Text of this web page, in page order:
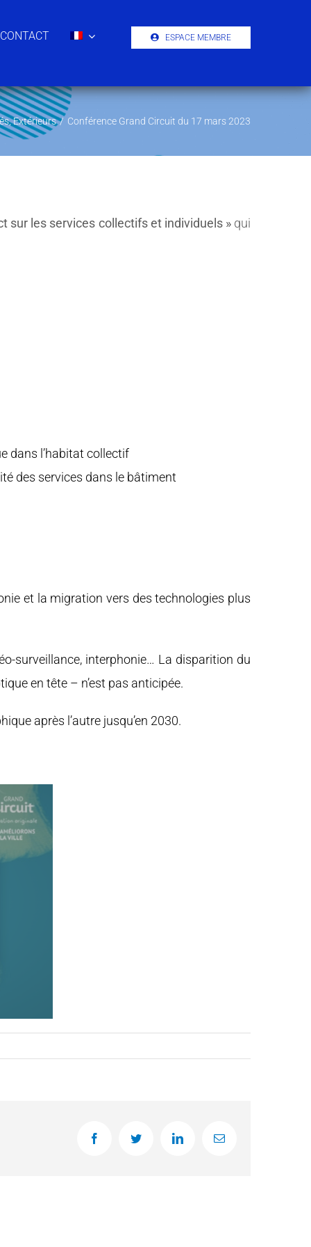
CONTACT ESPACE MEMBRE
,Extérieurs / Conférence Grand Circuit du 17 mars 2023
sur les services collectifs et individuels »qui
dans l’habitat collectif
des services dans le bâtiment
et la migration vers des technologies plus
surveillance, interphonie… La disparition du
en tête – n’est pas anticipée.
après l’autre jusqu’en 2030.
FacebookTwitter LinkedInEmail